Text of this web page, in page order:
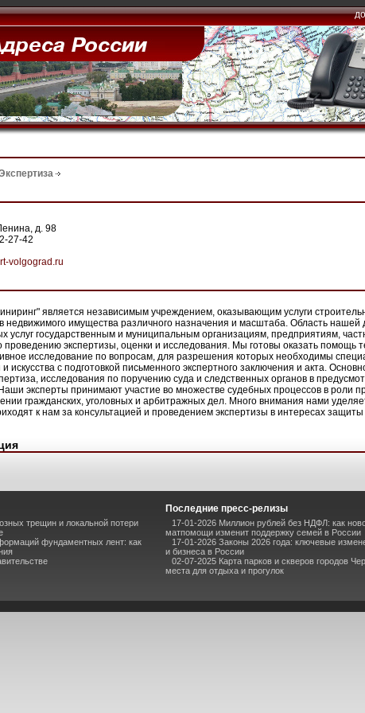
д. 98
27-42
volgograd.ru
является независимым учреждением, оказывающим услуги
недвижимого имущества различного назначения и масштаба. Область нашей
услуг государственным и муниципальным организациям, предприятиям,
экспертизы, оценки и исследования. Мы готовы оказать помощь
исследование по вопросам, для разрешения которых необходимы
искусства с подготовкой письменного экспертного заключения и акта.
исследования по поручению суда и следственных органов в
эксперты принимают участие во множестве судебных процессов в роли
гражданских, уголовных и арбитражных дел. Много внимания нами
к нам за консультацией и проведением экспертизы в интересах
трещин и локальной потери
фундаментных лент: как
Последние пресс-релизы
17-01-2026 Миллион рублей без НДФЛ: как
матпомощи изменит поддержку семей в России
17-01-2026 Законы 2026 года: ключевые
и бизнеса в России
02-07-2025 Карта парков и скверов городов
места для отдыха и прогулок